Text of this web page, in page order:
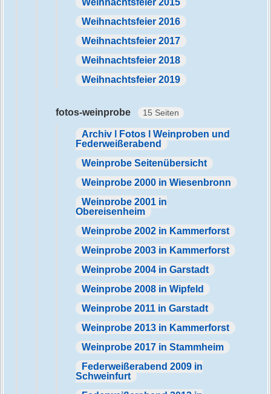
Weihnachtsfeier 2015
Weihnachtsfeier 2016
Weihnachtsfeier 2017
Weihnachtsfeier 2018
Weihnachtsfeier 2019
fotos-weinprobe 15 Seiten
Archiv | Fotos | Weinproben und
Federweißerabend
Weinprobe Seitenübersicht
Weinprobe 2000 in Wiesenbronn
Weinprobe 2001 in
Obereisenheim
Weinprobe 2002 in Kammerforst
Weinprobe 2003 in Kammerforst
Weinprobe 2004 in Garstadt
Weinprobe 2008 in Wipfeld
Weinprobe 2011 in Garstadt
Weinprobe 2013 in Kammerforst
Weinprobe 2017 in Stammheim
Federweißerabend 2009 in
Schweinfurt